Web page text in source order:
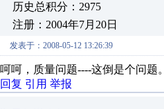
历史总积分：2975
注册：2004年7月20日
发表于：2008-05-12 13:26:39
呵呵，质量问题----这倒是个问题。
回复 引用 举报